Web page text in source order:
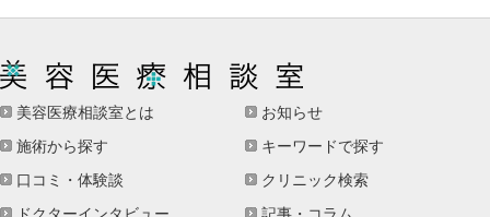
美容医療相談室とは
お知らせ
施術から探す
キーワードで探す
口コミ・体験談
クリニック検索
ドクターインタビュー
記事・コラム